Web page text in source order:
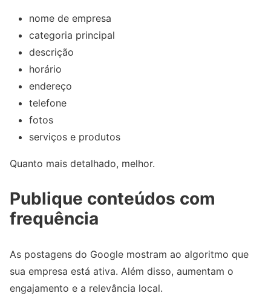
nome de empresa
categoria principal
descrição
horário
endereço
telefone
fotos
serviços e produtos
Quanto mais detalhado, melhor.
Publique conteúdos com
frequência
As postagens do Google mostram ao algoritmo que
sua empresa está ativa. Além disso, aumentam o
engajamento e a relevância local.